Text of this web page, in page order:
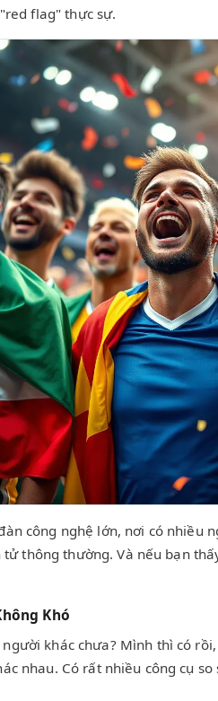
flag" thực sự.
công nghệ lớn, nơi có
thông thường. Và nếu bạn
Khó
khác chưa? Mình thì có
nhau. Có rất nhiều công cụ